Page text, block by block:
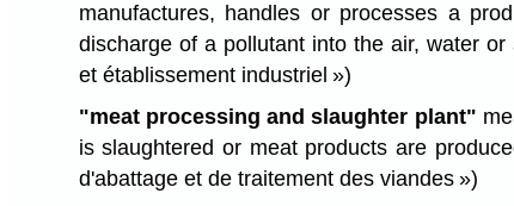
manufactures, handles or processes a
discharge of a pollutant into the air, water or
et établissement industriel »)
"meat processing and slaughter plant"
is slaughtered or meat products are
d'abattage et de traitement des viandes »)